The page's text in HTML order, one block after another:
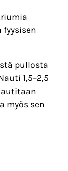
fyysisen
pullosta
1,5–2,5
myös sen